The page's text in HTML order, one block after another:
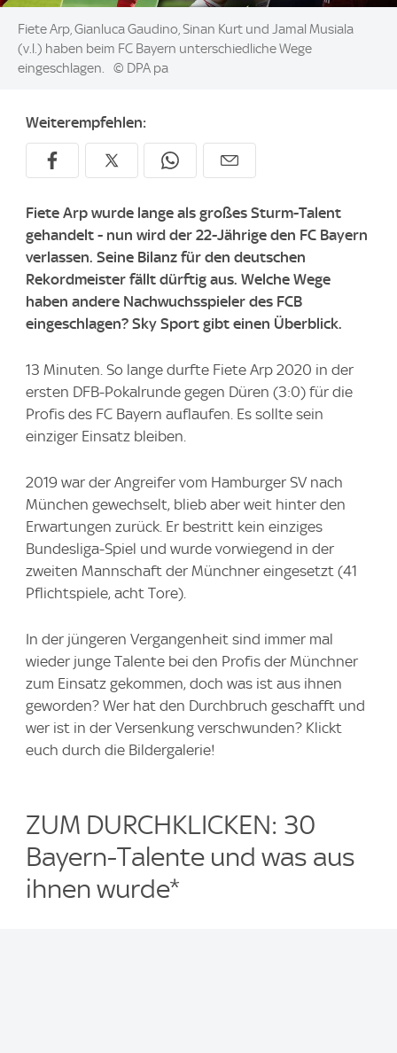
Image:
Fiete Arp, Gianluca Gaudino, Sinan Kurt und Jamal Musiala
(v.l.) haben beim FC Bayern unterschiedliche Wege
eingeschlagen.
© DPA pa
Weiterempfehlen:
Fiete Arp wurde lange als großes Sturm-Talent
gehandelt - nun wird der 22-Jährige den FC Bayern
verlassen. Seine Bilanz für den deutschen
Rekordmeister fällt dürftig aus. Welche Wege
haben andere Nachwuchsspieler des FCB
eingeschlagen? Sky Sport gibt einen Überblick.
13 Minuten. So lange durfte Fiete Arp 2020 in der
ersten DFB-Pokalrunde gegen Düren (3:0) für die
Profis des FC Bayern auflaufen. Es sollte sein
einziger Einsatz bleiben.
2019 war der Angreifer vom Hamburger SV nach
München gewechselt, blieb aber weit hinter den
Erwartungen zurück. Er bestritt kein einziges
Bundesliga-Spiel und wurde vorwiegend in der
zweiten Mannschaft der Münchner eingesetzt (41
Pflichtspiele, acht Tore).
In der jüngeren Vergangenheit sind immer mal
wieder junge Talente bei den Profis der Münchner
zum Einsatz gekommen, doch was ist aus ihnen
geworden? Wer hat den Durchbruch geschafft und
wer ist in der Versenkung verschwunden? Klickt
euch durch die Bildergalerie!
ZUM DURCHKLICKEN: 30
Bayern-Talente und was aus
ihnen wurde*